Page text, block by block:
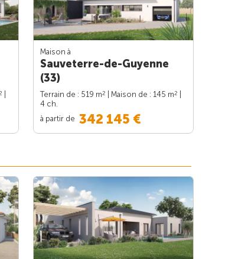
Maison à
Sauveterre-de-Guyenne
(33)
Terrain de : 519 m2 | Maison de : 145 m2
4 ch.
à partir de 342 145 €